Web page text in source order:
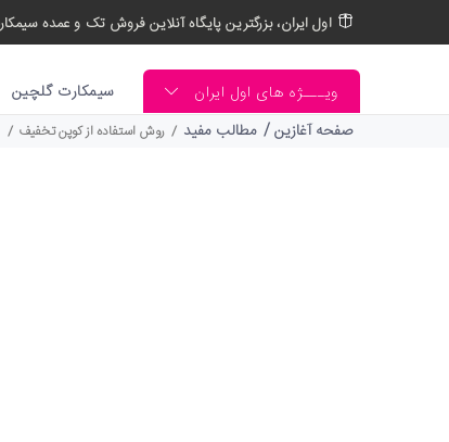
اول ایران، بزرگترین پایگاه آنلاین فروش تک و عمده
ویـــژه های اول ایران سیمکارت گلچین
صفحه آغازین/ مطالب مفید روش استفاده از کوپن تخفیف